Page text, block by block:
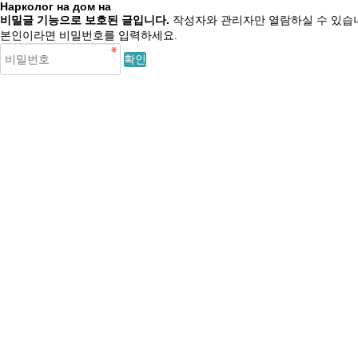
Нарколог на дом на
비밀글 기능으로 보호된 글입니다. 작성자와 관리자만 열람하실 수 있습
본인이라면 비밀번호를 입력하세요.